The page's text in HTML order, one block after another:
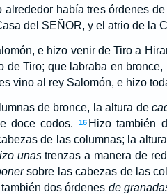
alrededor había tres órdenes
del SEÑOR, y el atrio de la
e hizo venir de Tiro a
de Tiro; que labraba en
vino al rey Salomón, e hizo
de bronce, la altura de
doce codos.
16 Hizo también
de las columnas; la
unastrenzas a manera de
sobre las cabezas de las
dos órdenes de